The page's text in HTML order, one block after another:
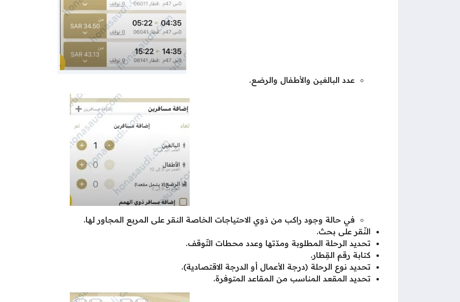
عدد البالغين والأطفال والرضع.
في حالة وجود راكب من ذوي الاحتياجات الخاصة النقر على المربع المجاور لها.
النّقر على بحث.
تحديد الرحلة المطلوبة ومدّتها وعدد محطات التّوقف.
كتابة رقم القِطار.
تحديد نوع الرحلة (درجة الأعمال أو الدرجة الاقتصادية).
تحديد المقعد المناسب من المقاعد المتوفرة.